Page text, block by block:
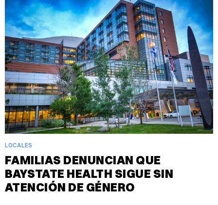
LOCALES
FAMILIAS DENUNCIAN QUE
BAYSTATE HEALTH SIGUE SIN
ATENCIÓN DE GÉNERO